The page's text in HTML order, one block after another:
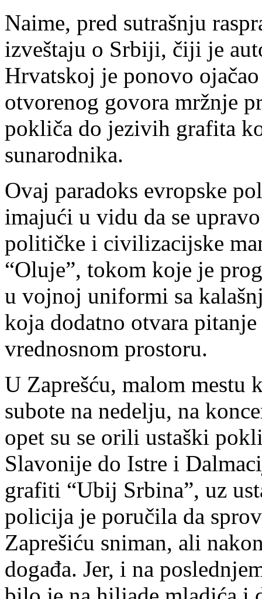
Naime, pred sutrašnju
izveštaju o Srbiji, čiji je
Hrvatskoj je ponovo
otvorenog govora mržnje
pokliča do jezivih grafita
sunarodnika.
Ovaj paradoks evropske
imajući u vidu da se
političke i civilizacijske
“Oluje”, tokom koje je
u vojnoj uniformi sa
koja dodatno otvara
vrednosnom prostoru.
U Zaprešću, malom mestu
subote na nedelju, na
opet su se orili ustaški
Slavonije do Istre i
grafiti “Ubij Srbina”, uz
policija je poručila da
Zaprešiću sniman, ali
događa. Jer, i na